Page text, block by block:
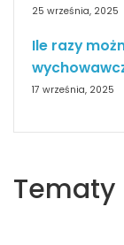
25 września, 2025
Ile razy
17 września, 2025
Tematy